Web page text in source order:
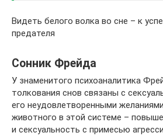
Видеть белого волка во сне – к
предателя
Сонник Фрейда
У знаменитого психоаналитика
толкования снов связаны с
его неудовлетворенными
животного в этой системе –
и сексуальность с примесью